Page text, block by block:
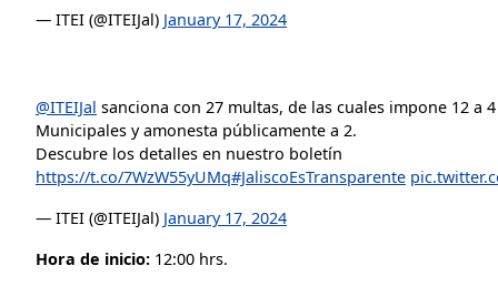
— ITEI (@ITEIJal) January 17, 2024
@ITEIJal sanciona con 27 multas, de las cuales impone 12 a
Municipales y amonesta públicamente a 2.
Descubre los detalles en nuestro boletín
https://t.co/7WzW55yUMq#JaliscoEsTransparente
— ITEI (@ITEIJal) January 17, 2024
Hora de inicio: 12:00 hrs.